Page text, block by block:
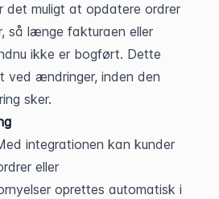
det muligt at opdatere ordrer
så længe fakturaen eller
ikke er bogført. Dette
ved ændringer, inden den
sker.
integrationen kan kunder
eller
oprettes automatisk i